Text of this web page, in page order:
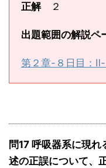
正解２
出題範囲の解説ペ
第２章-８日目：
問17 呼吸器系に現
述の正誤について、